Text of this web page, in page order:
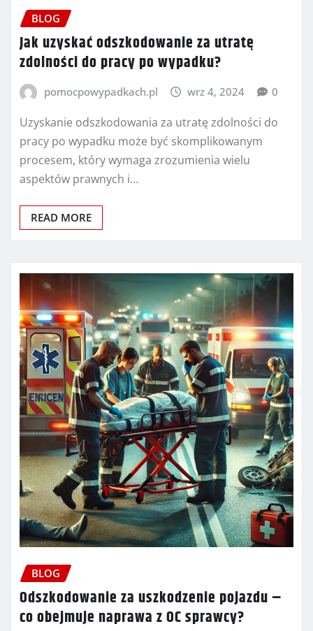
BLOG
Jak uzyskać odszkodowanie za utratę
zdolności do pracy po wypadku?
pomocpowypadkach.pl wrz 4, 2024 0
Uzyskanie odszkodowania za utratę zdolności do
pracy po wypadku może być skomplikowanym
procesem, który wymaga zrozumienia wielu
aspektów prawnych i…
READ MORE
BLOG
Odszkodowanie za uszkodzenie pojazdu –
co obejmuje naprawa z OC sprawcy?